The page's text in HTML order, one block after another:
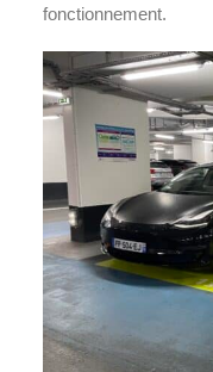
fonctionnement.